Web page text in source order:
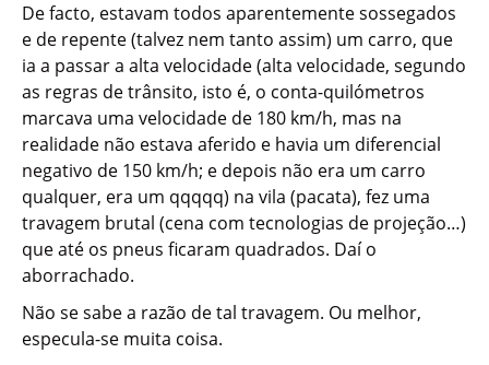
De facto, estavam todos aparentemente sossegados
e de repente (talvez nem tanto assim) um carro, que
ia a passar a alta velocidade (alta velocidade, segundo
as regras de trânsito, isto é, o conta-quilómetros
marcava uma velocidade de 180 km/h, mas na
realidade não estava aferido e havia um diferencial
negativo de 150 km/h; e depois não era um carro
qualquer, era um qqqqq) na vila (pacata), fez uma
travagem brutal (cena com tecnologias de projeção…)
que até os pneus ficaram quadrados. Daí o
aborrachado.
Não se sabe a razão de tal travagem. Ou melhor,
especula-se muita coisa.